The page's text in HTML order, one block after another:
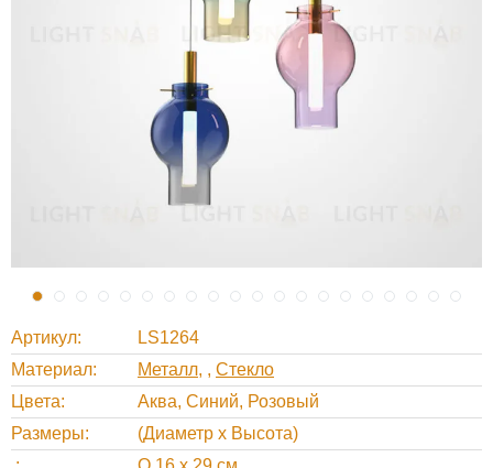
Артикул
LS1264
Материал
Металл , Стекло
Цвета
Аква, Синий, Розовый
Размеры
(Диаметр х Высота)